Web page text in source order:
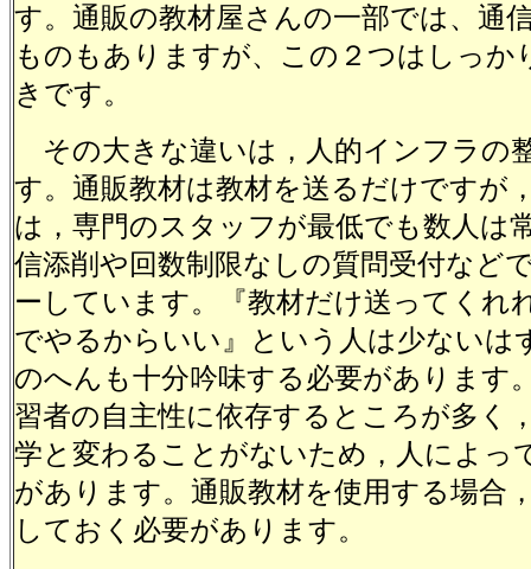
す。通販の教材屋さんの一部では、通
ものもありますが、この２つはしっか
きです。
その大きな違いは，人的インフラの
す。通販教材は教材を送るだけですが
は，専門のスタッフが最低でも数人は
信添削や回数制限なしの質問受付など
ーしています。『教材だけ送ってくれ
でやるからいい』という人は少ないは
のへんも十分吟味する必要があります
習者の自主性に依存するところが多く
学と変わることがないため，人によっ
があります。通販教材を使用する場合
しておく必要があります。